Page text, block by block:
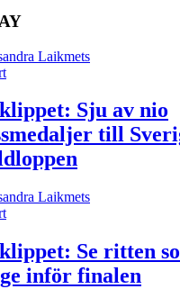
Laikmets
Sju av nio
till
Laikmets
Se ritten
inför finalen